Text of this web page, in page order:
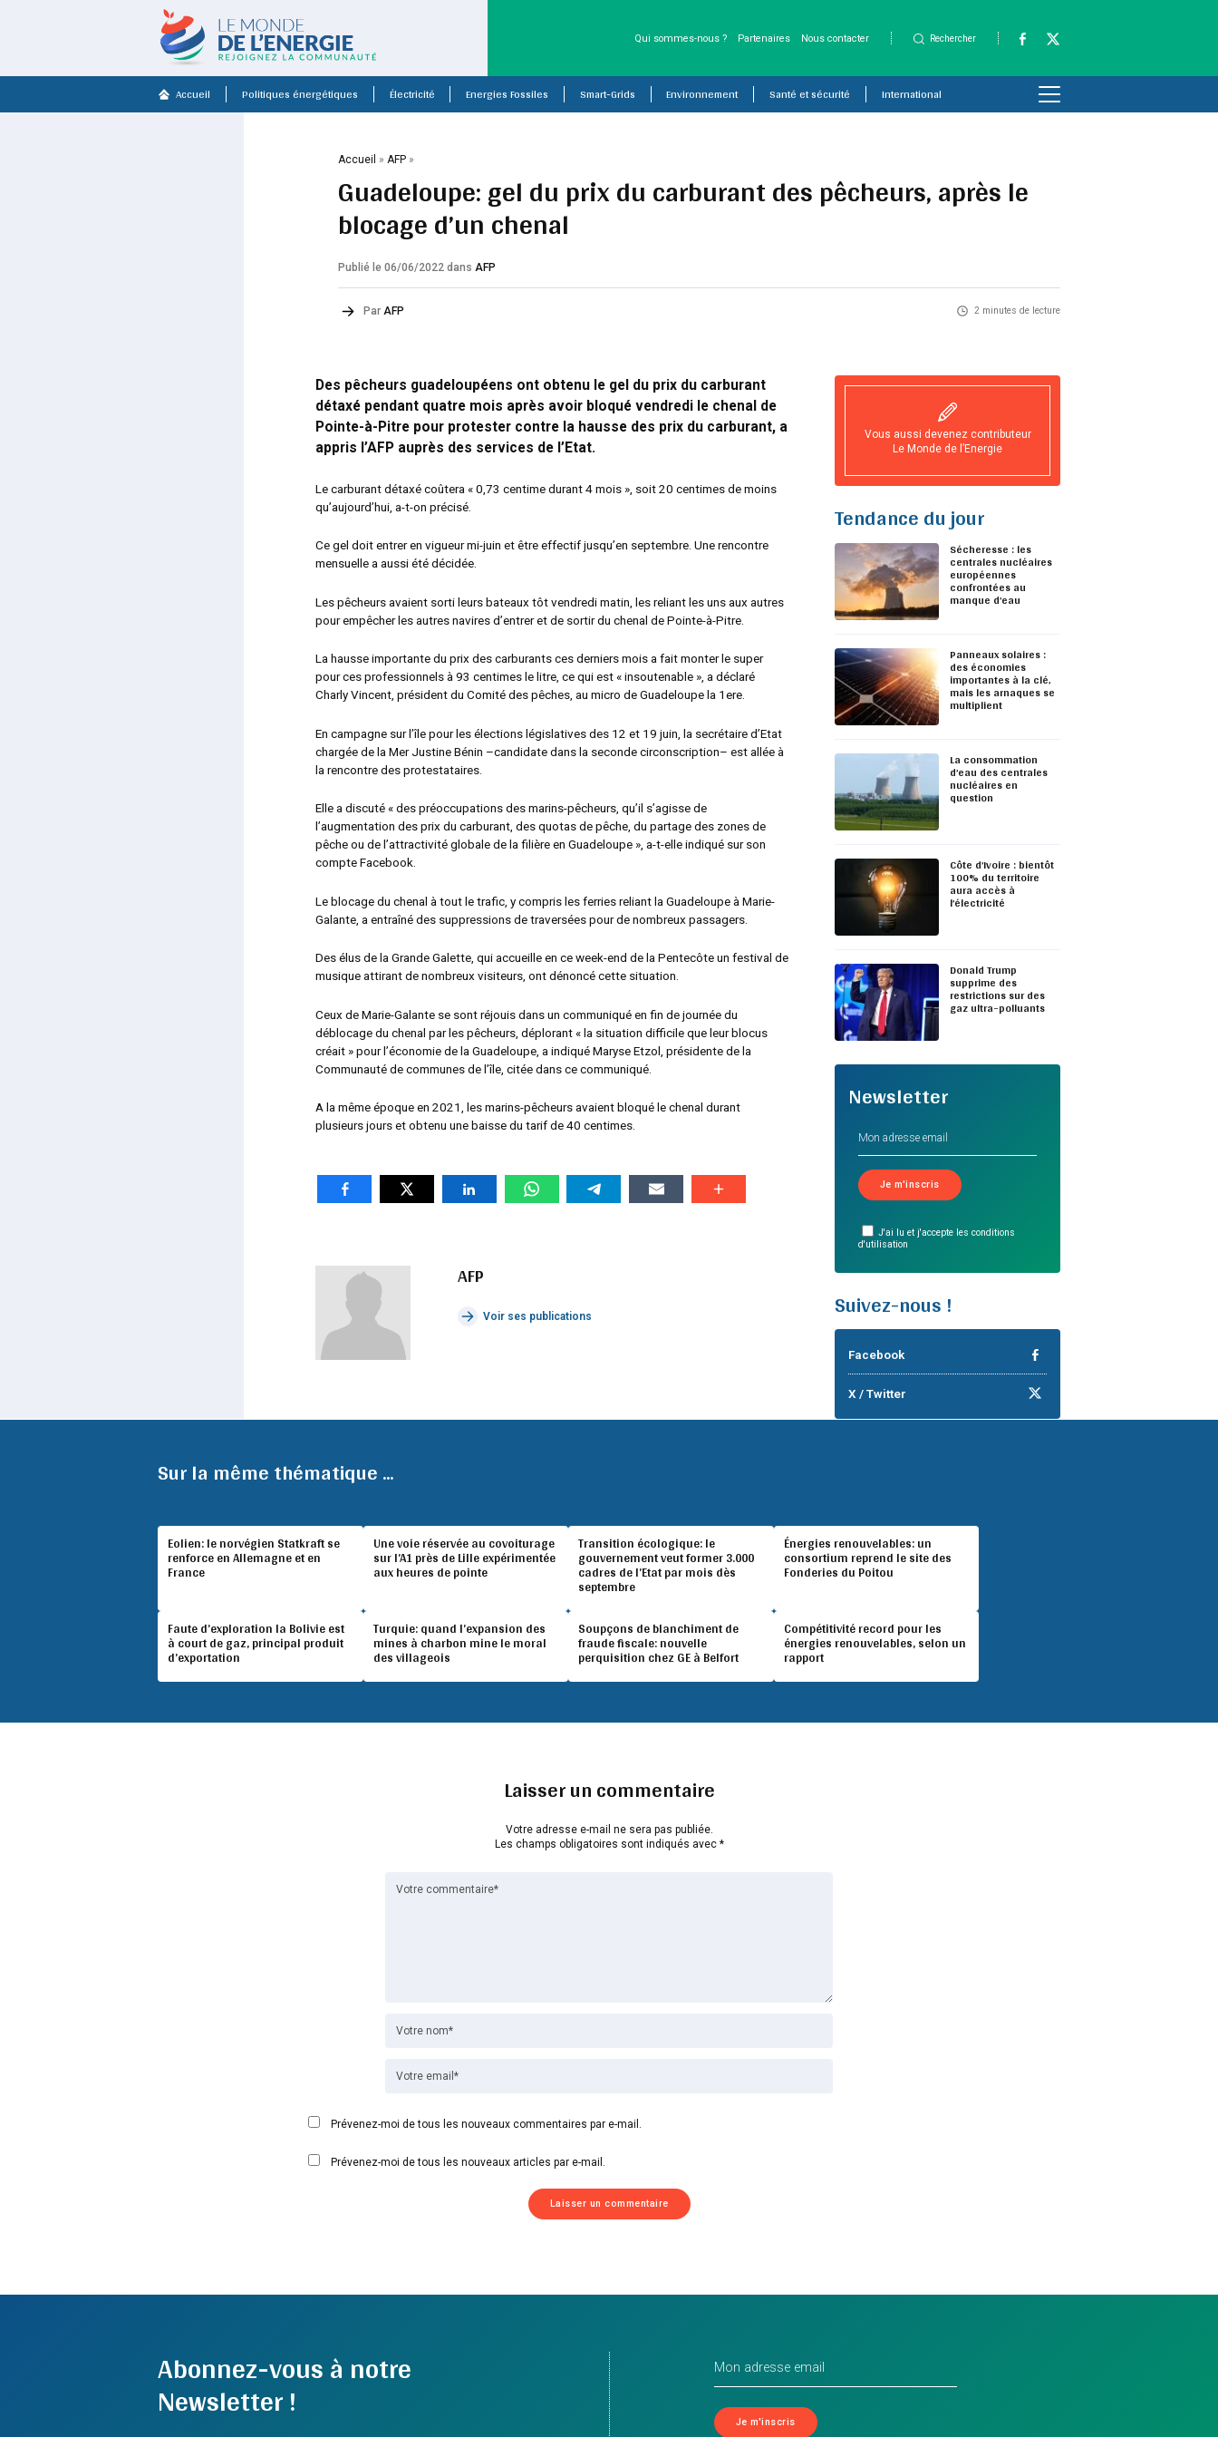
Qui sommes-nous ? Partenaires Nous contacter Rechercher
Accueil Politiques énergétiques Électricité Energies Fossiles Smart-Grids Environnement Santé et sécurité International
Accueil »AFP »
Guadeloupe: gel du prix du carburant des pêcheurs, après le
blocage d’un chenal
Publié le 06/06/2022dans AFP
Par AFP 2 minutes de lecture
Des pêcheurs guadeloupéens ont obtenu le gel du prix du carburant
détaxé pendant quatre mois après avoir bloqué vendredi le chenal de
Pointe-à-Pitre pour protester contre la hausse des prix du carburant, a
appris l’AFP auprès des services de l’Etat.
Le carburant détaxé coûtera « 0,73 centime durant 4 mois », soit 20 centimes de moins
qu’aujourd’hui, a-t-on précisé.
Ce gel doit entrer en vigueur mi-juin et être effectif jusqu’en septembre. Une rencontre
mensuelle a aussi été décidée.
Les pêcheurs avaient sorti leurs bateaux tôt vendredi matin, les reliant les uns aux autres
pour empêcher les autres navires d’entrer et de sortir du chenal de Pointe-à-Pitre.
La hausse importante du prix des carburants ces derniers mois a fait monter le super
pour ces professionnels à 93 centimes le litre, ce qui est « insoutenable », a déclaré
Charly Vincent, président du Comité des pêches, au micro de Guadeloupe la 1ere.
En campagne sur l’île pour les élections législatives des 12 et 19 juin, la secrétaire d’Etat
chargée de la Mer Justine Bénin –candidate dans la seconde circonscription– est allée à
la rencontre des protestataires.
Elle a discuté « des préoccupations des marins-pêcheurs, qu’il s’agisse de
l’augmentation des prix du carburant, des quotas de pêche, du partage des zones de
pêche ou de l’attractivité globale de la filière en Guadeloupe », a-t-elle indiqué sur son
compte Facebook.
Le blocage du chenal à tout le trafic, y compris les ferries reliant la Guadeloupe à Marie-
Galante, a entraîné des suppressions de traversées pour de nombreux passagers.
Des élus de la Grande Galette, qui accueille en ce week-end de la Pentecôte un festival de
musique attirant de nombreux visiteurs, ont dénoncé cette situation.
Ceux de Marie-Galante se sont réjouis dans un communiqué en fin de journée du
déblocage du chenal par les pêcheurs, déplorant « la situation difficile que leur blocus
créait » pour l’économie de la Guadeloupe, a indiqué Maryse Etzol, présidente de la
Communauté de communes de l’île, citée dans ce communiqué.
A la même époque en 2021, les marins-pêcheurs avaient bloqué le chenal durant
plusieurs jours et obtenu une baisse du tarif de 40 centimes.
AFP
Voir ses publications
Vous aussi devenez contributeur
Le Monde de l’Energie
Tendance du jour
Sécheresse : les
centrales nucléaires
européennes
confrontées au
manque d’eau
Panneaux solaires :
des économies
importantes à la clé,
mais les arnaques se
multiplient
La consommation
d’eau des centrales
nucléaires en
question
Côte d’Ivoire : bientôt
100% du territoire
aura accès à
l’électricité
Donald Trump
supprime des
restrictions sur des
gaz ultra-polluants
Newsletter
J'ai lu et j'accepte les conditions
d'utilisation
Suivez-nous !
Facebook
X / Twitter
Sur la même thématique ...
Eolien: le norvégien Statkraft se
renforce en Allemagne et en
France
Une voie réservée au covoiturage
sur l’A1 près de Lille expérimentée
aux heures de pointe
Transition écologique: le
gouvernement veut former 3.000
cadres de l’Etat par mois dès
septembre
Énergies renouvelables: un
consortium reprend le site des
Fonderies du Poitou
Faute d’exploration la Bolivie est
à court de gaz, principal produit
d’exportation
Turquie: quand l’expansion des
mines à charbon mine le moral
des villageois
Soupçons de blanchiment de
fraude fiscale: nouvelle
perquisition chez GE à Belfort
Compétitivité record pour les
énergies renouvelables, selon un
rapport
Laisser un commentaire
Votre adresse e-mail ne sera pas publiée.
Les champs obligatoires sont indiqués avec *
Prévenez-moi de tous les nouveaux commentaires par e-mail.
Prévenez-moi de tous les nouveaux articles par e-mail.
Abonnez-vous à notre
Newsletter !